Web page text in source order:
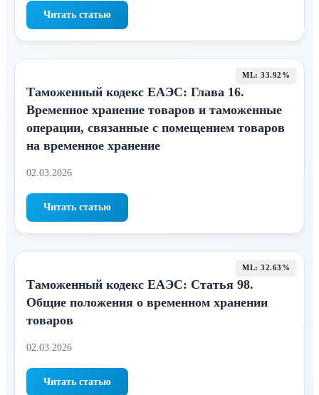
Читать статью
ML: 33.92%
Таможенный кодекс ЕАЭС: Глава 16.
Временное хранение товаров и таможенные
операции, связанные с помещением товаров
на временное хранение
02.03.2026
Читать статью
ML: 32.63%
Таможенный кодекс ЕАЭС: Статья 98.
Общие положения о временном хранении
товаров
02.03.2026
Читать статью